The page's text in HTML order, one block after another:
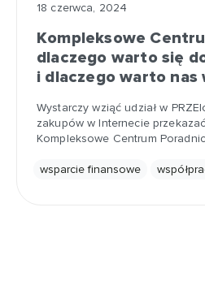
18 czerwca, 2024
Kompleksowe
dlaczego warto się
i dlaczego warto nas
Wystarczy wziąć udział w
zakupów w Internecie
Kompleksowe Centrum
wsparcie finansowe